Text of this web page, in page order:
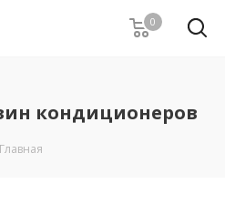
0
кондиционеров
Главная